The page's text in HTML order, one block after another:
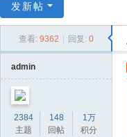
岳
发新帖
查看: 9362 回复: 0
admin
2384
主题
148
回帖
1万
积分